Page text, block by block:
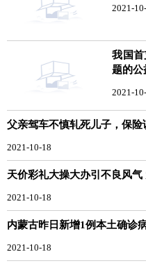
2021-
我国
题的公
2021-
父亲驾车不慎轧死儿子，保
2021-10-18
天价彩礼大操大办引不良风
2021-10-18
内蒙古昨日新增1例本土确诊
2021-10-18